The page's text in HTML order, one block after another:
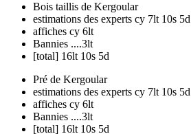
Bois taillis de Kergoular
estimations des experts cy 7lt 10s 5d
affiches cy 6lt
Bannies ....3lt
[total] 16lt 10s 5d
Pré de Kergoular
estimations des experts cy 7lt 10s 5d
affiches cy 6lt
Bannies ....3lt
[total] 16lt 10s 5d